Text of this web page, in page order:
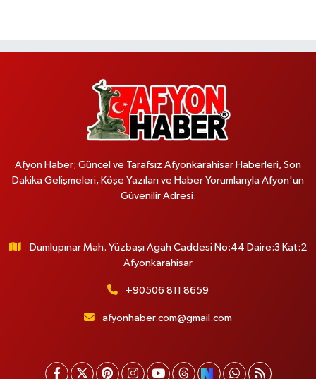
Afyon Haber; Güncel ve Tarafsız Afyonkarahisar Haberleri, Son
Dakika Gelişmeleri, Köşe Yazıları ve Haber Yorumlarıyla Afyon'un
Güvenilir Adresi.
Dumlupınar Mah. Yüzbaşı Agah Caddesi No:44 Daire:3 Kat:2
Afyonkarahisar
+90506 811 8659
afyonhaber.com@gmail.com